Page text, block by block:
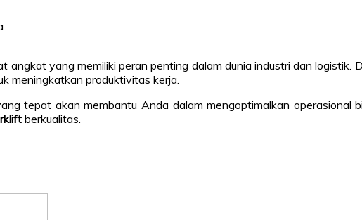
angkat yang memiliki peran penting dalam dunia industri dan
meningkatkan produktivitas kerja.
tepat akan membantu Anda dalam mengoptimalkan operasional
berkualitas.